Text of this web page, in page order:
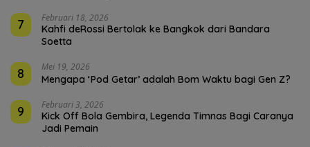
7 Februari 18, 2026
Kahfi deRossi Bertolak ke Bangkok dari Bandara
Soetta
8 Mei 19, 2026
Mengapa ‘Pod Getar’ adalah Bom Waktu bagi Gen Z?
9 Februari 3, 2026
Kick Off Bola Gembira, Legenda Timnas Bagi Caranya
Jadi Pemain